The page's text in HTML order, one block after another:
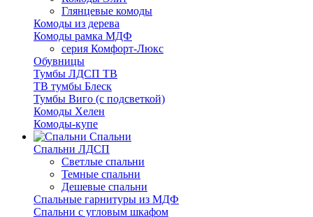
Глянцевые комоды
Комоды из дерева
Комоды рамка МДФ
серия Комфорт-Люкс
Обувницы
Тумбы ЛДСП ТВ
ТВ тумбы Блеск
Тумбы Виго (с подсветкой)
Комоды Хелен
Комоды-купе
Спальни
Спальни ЛДСП
Светлые спальни
Темные спальни
Дешевые спальни
Спальные гарнитуры из МДФ
Спальни с угловым шкафом